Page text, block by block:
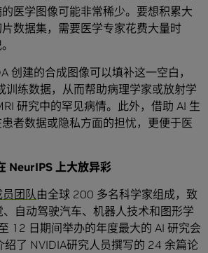
医学图像可能非常稀少。要想积累大
数据集，需要医学专家花费大量时
创建的合成图像可以填补这一空白，
训练数据，从而帮助病理学家或放射学
研究中的罕见病情。此外，借助 AI 生
者数据或隐私方面的担忧，更便于医
NeurIPS 上大放异彩
团队由全球 200 多名科学家组成，致
自动驾驶汽车、机器人技术和图形学
12 日期间举办的年度最大的 AI 研究会
绍了 NVIDIA研究人员撰写的 24 余篇论